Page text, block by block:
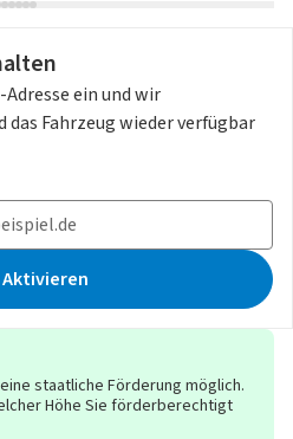
ein und wir
Fahrzeug wieder verfügbar
Aktivieren
staatliche Förderung möglich.
Höhe Sie förderberechtigt